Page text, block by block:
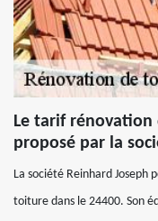
Le tarif
proposé par la
La société Reinhard
toiture dans le 24400. Son